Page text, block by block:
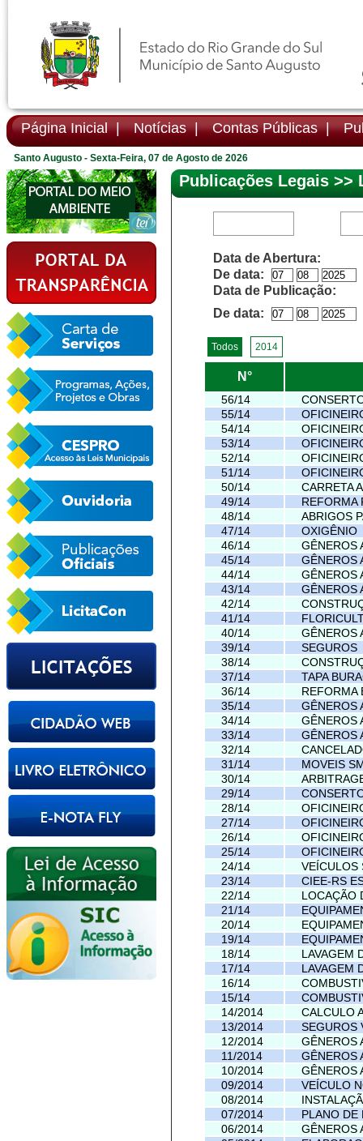
Página Inicial | Notícias | Contas Públicas |
Santo Augusto - Sexta-Feira, 07 de Agosto de 2026
Publicações Legais >>
Data de Abertura:
De data:
Data de Publicação:
De data:
Todos 2014
N°
56/14
55/14
54/14
53/14
52/14
51/14
50/14
CARRETA
49/14
REFORMA
48/14
ABRIGOS
47/14
OXIGÊNIO
46/14
GÊNEROS
45/14
GÊNEROS
44/14
GÊNEROS
43/14
GÊNEROS
42/14
41/14
40/14
GÊNEROS
39/14
SEGUROS
38/14
37/14
TAPA
36/14
REFORMA
35/14
GÊNEROS
34/14
GÊNEROS
33/14
GÊNEROS
32/14
31/14
MOVEIS
30/14
29/14
28/14
27/14
26/14
25/14
24/14
VEÍCULOS
23/14
CIEE-RS
22/14
LOCAÇÃO
21/14
20/14
19/14
18/14
LAVAGEM
17/14
LAVAGEM
16/14
15/14
14/2014
CALCULO
13/2014
SEGUROS
12/2014
GÊNEROS
11/2014
GÊNEROS
10/2014
GÊNEROS
09/2014
VEÍCULO
08/2014
07/2014
PLANO DE
06/2014
GÊNEROS